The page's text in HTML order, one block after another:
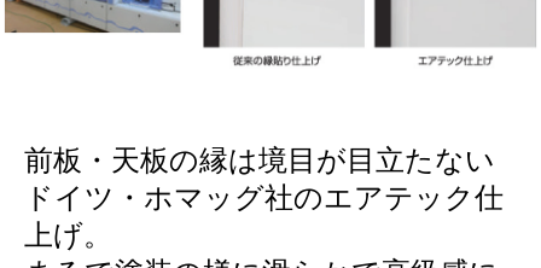
前板・天板の縁は境目が目立たない
ドイツ・ホマッグ社のエアテック仕
上げ。